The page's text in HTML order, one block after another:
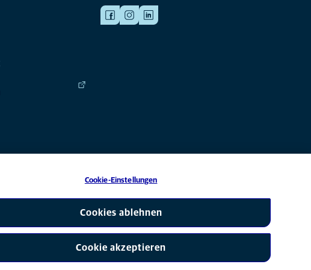
AniCura ist eine Tochtergesellschaft von Mars, Inc © 2026
Cookie-Einstellungen
Cookies ablehnen
Cookie akzeptieren